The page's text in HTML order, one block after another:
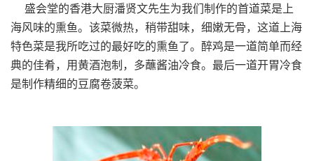
盛会堂的香港大厨潘贤文先生为我们制作的首道菜是上
海风味的熏鱼。该菜微热，稍带甜味，细嫩无骨，这道上海
特色菜是我所吃过的最好吃的熏鱼了。醉鸡是一道简单而经
典的佳肴，用黄酒泡制，多蘸酱油冷食。最后一道开胃冷食
是制作精细的豆腐卷菠菜。